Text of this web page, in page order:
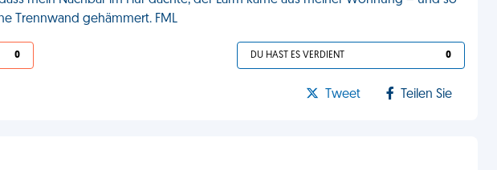
Trennwand gehämmert. FML
0 DU HAST ES VERDIENT 0
Tweet Teilen Sie